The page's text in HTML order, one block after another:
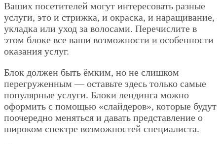
Ваших посетителей могут интересовать разные
услуги, это и стрижка, и окраска, и наращивание,
укладка или уход за волосами. Перечислите в
этом блоке все ваши возможности и особенности
оказания услуг.
Блок должен быть ёмким, но не слишком
перегруженным — оставьте здесь только самые
популярные услуги. Блоки лендинга можно
оформить с помощью «слайдеров», которые будут
поочередно меняться и давать представление о
широком спектре возможностей специалиста.